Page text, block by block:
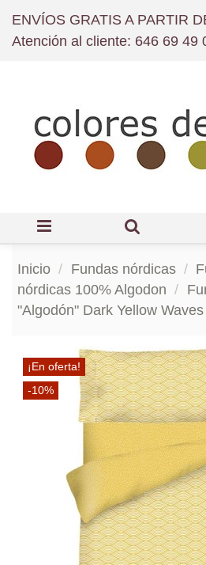
ENVÍOS GRATIS A PARTIR
Atención al cliente: 646 69 49
Inicio Fundas nórdicas
nórdicas 100% Algodon
"Algodón" Dark Yellow
¡En oferta!
-10%